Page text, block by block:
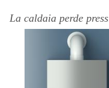
La caldaia perde